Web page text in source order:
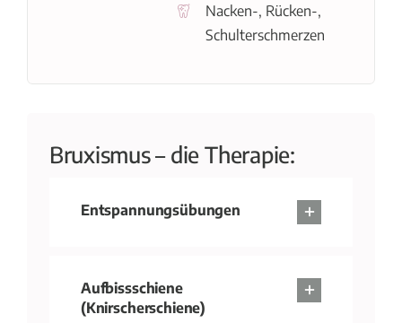
Nacken-, Rücken-,
Schulterschmerzen
Bruxismus – die Therapie:
Entspannungsübungen
Aufbissschiene
(Knirscherschiene)